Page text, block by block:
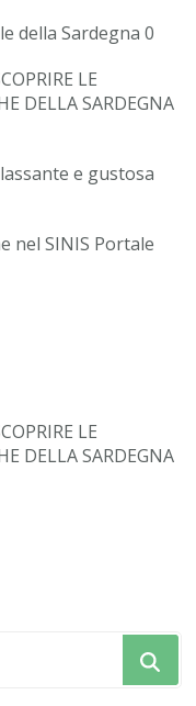
della Sardegna 0
LE
DELLA SARDEGNA
e gustosa
nel SINIS Portale
LE
DELLA SARDEGNA